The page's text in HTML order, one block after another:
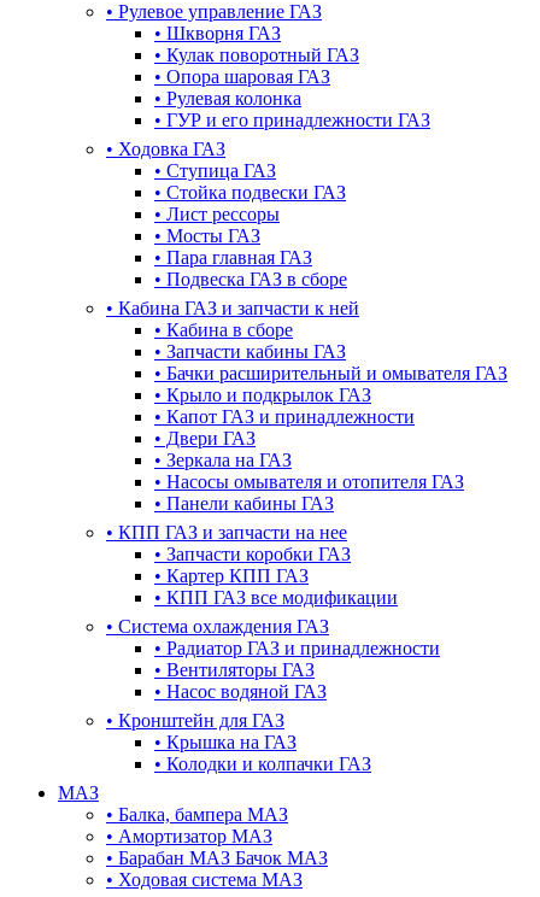
• Рулевое управление ГАЗ
• Шкворня ГАЗ
• Кулак поворотный ГАЗ
• Опора шаровая ГАЗ
• Рулевая колонка
• ГУР и его принадлежности ГАЗ
• Ходовка ГАЗ
• Ступица ГАЗ
• Стойка подвески ГАЗ
• Лист рессоры
• Мосты ГАЗ
• Пара главная ГАЗ
• Подвеска ГАЗ в сборе
• Кабина ГАЗ и запчасти к ней
• Кабина в сборе
• Запчасти кабины ГАЗ
• Бачки расширительный и омывателя ГАЗ
• Крыло и подкрылок ГАЗ
• Капот ГАЗ и принадлежности
• Двери ГАЗ
• Зеркала на ГАЗ
• Насосы омывателя и отопителя ГАЗ
• Панели кабины ГАЗ
• КПП ГАЗ и запчасти на нее
• Запчасти коробки ГАЗ
• Картер КПП ГАЗ
• КПП ГАЗ все модификации
• Система охлаждения ГАЗ
• Радиатор ГАЗ и принадлежности
• Вентиляторы ГАЗ
• Насос водяной ГАЗ
• Кронштейн для ГАЗ
• Крышка на ГАЗ
• Колодки и колпачки ГАЗ
МАЗ
• Балка, бампера МАЗ
• Амортизатор МАЗ
• Барабан МАЗ Бачок МАЗ
• Ходовая система МАЗ